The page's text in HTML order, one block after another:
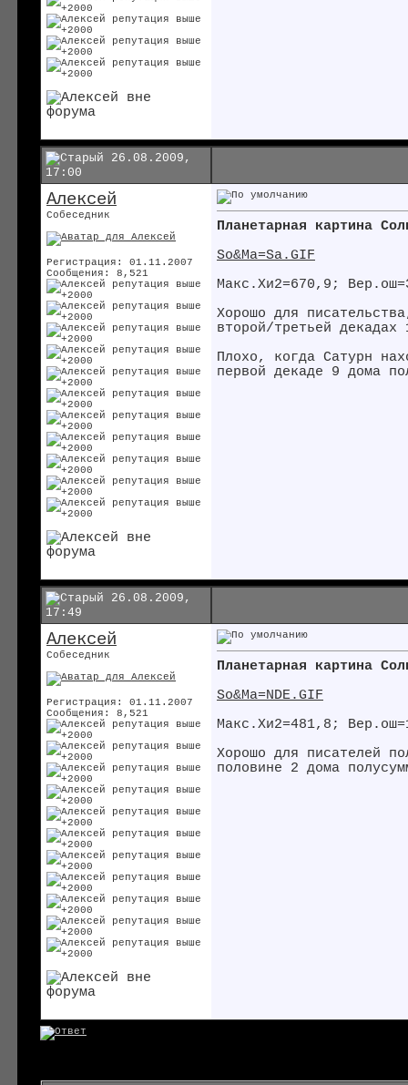
26.08.2009,
17:00
Алексей
Собеседник
Регистрация: 01.11.2007
Сообщения: 8,521
Планетарная картина
So&Ma=Sa.GIF
Макс.Хи2=670,9;
Хорошо для
второй/третьей
Плохо, когда Сатурн
первой декаде 9 дома
26.08.2009,
17:49
Алексей
Собеседник
Регистрация: 01.11.2007
Сообщения: 8,521
Планетарная картина
So&Ma=NDE.GIF
Макс.Хи2=481,8;
Хорошо для писателей
половине 2 дома